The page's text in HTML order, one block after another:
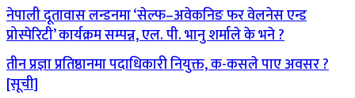
नेपाली दूतावास लन्डनमा ‘सेल्फ–अवेकनिङ फर वेलनेस एन्ड
प्रोस्पेरिटी’ कार्यक्रम सम्पन्न, एल. पी. भानु शर्माले के भने ?
तीन प्रज्ञा प्रतिष्ठानमा पदाधिकारी नियुक्त, क-कसले पाए अवसर ?
[सूची]